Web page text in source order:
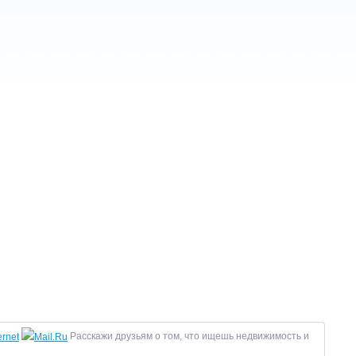
Расскажи друзьям о том, что ищешь недвижимость и